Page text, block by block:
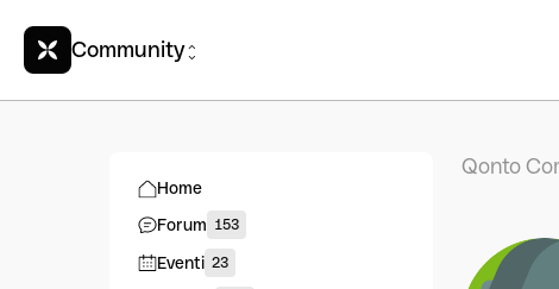
Community
Home
Forum 153
Eventi 23
Qonto